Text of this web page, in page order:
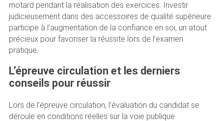
motard pendant la réalisation des exercices. Investir
judicieusement dans des accessoires de qualité supérieure
participe à l’augmentation de la confiance en soi, un atout
précieux pour favoriser la réussite lors de l’examen
pratique.
L’épreuve circulation et les derniers
conseils pour réussir
Lors de l’épreuve circulation, l’évaluation du candidat se
déroule en conditions réelles sur la voie publique.